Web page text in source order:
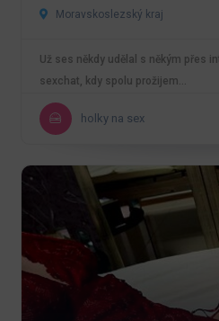
Moravskoslezský kraj
Už ses někdy udělal s někým přes
sexchat, kdy spolu prožijem…
holky na sex